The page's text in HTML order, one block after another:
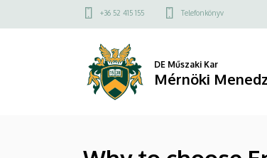
Engineering
a
Felső
menü
+36 52 415 155 Telefonkönyv
DE Műszaki Kar
Mérnöki